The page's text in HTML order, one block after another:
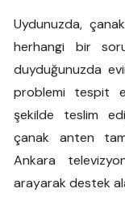
Uydunuzda,
herhangi bir
duyduğunuzda
problemi tespit
şekilde teslim
çanak anten
Ankara
arayarak destek